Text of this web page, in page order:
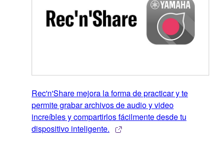
Rec'n'Share mejora la forma de practicar y te
permite grabar archivos de audio y video
increíbles y compartirlos fácilmente desde tu
dispositivo inteligente.